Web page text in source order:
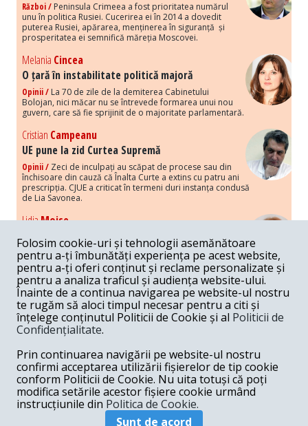
Război / Peninsula Crimeea a fost prioritatea numărul
unu în politica Rusiei. Cucerirea ei în 2014 a dovedit
puterea Rusiei, apărarea, menținerea în siguranță și
prosperitatea ei semnifică măreția Moscovei.
Melania Cincea
O țară în instabilitate politică majoră
Opinii / La 70 de zile de la demiterea Cabinetului
Bolojan, nici măcar nu se întrevede formarea unui nou
guvern, care să fie sprijinit de o majoritate parlamentară.
Cristian Campeanu
UE pune la zid Curtea Supremă
Opinii / Zeci de inculpați au scăpat de procese sau din
închisoare din cauză că Înalta Curte a extins cu patru ani
prescripția. CJUE a criticat în termeni duri instanța condusă
de Lia Savonea.
LidiaMoise
Costurile economice ale haosului politic
Opinii / Economia nu poate rezista cu retorica falsă a
susținerii intereselor poporului, care, de fapt, ascunde
obsesia menținerii privilegiilor și a averilor unor caste.
Melania Cincea
Noi puseuri de xenofobie din partea românilor
„neaoși”
Periodic, în spațiul public sunt voci care lansează
mesaje xenofobe la adresa câte unui politician care deranjează un
anumit grup politico-mediatic, într-un anumit moment.
ArmandGosu
Unirea cu Moldova: modele istorice
Unirea cu Moldova depinde de intensitatea
Folosim cookie-uri și tehnologii asemănătoare
pentru a-ți îmbunătăți experiența pe acest website,
pentru a-ți oferi conținut și reclame personalizate și
pentru a analiza traficul și audiența website-ului.
Înainte de a continua navigarea pe website-ul nostru
te rugăm să aloci timpul necesar pentru a citi și
înțelege conținutul Politicii de Cookie și al Politicii de
Confidențialitate.
Prin continuarea navigării pe website-ul nostru
confirmi acceptarea utilizării fișierelor de tip cookie
conform Politicii de Cookie. Nu uita totuși că poți
modifica setările acestor fișiere cookie urmând
instrucțiunile din Politica de Cookie.
Sunt de acord